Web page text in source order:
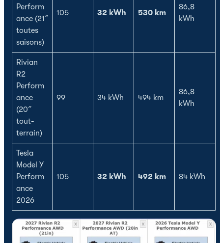
Perform
ance (21″
toutes
saisons)
105 32 kWh 530 km
86,8
kWh
Rivian
R2
Perform
ance
(20″
tout-
terrain)
99 34 kWh 494 km
86,8
kWh
Tesla
Model Y
Perform
ance
2026
105 32 kWh 492 km 84 kWh